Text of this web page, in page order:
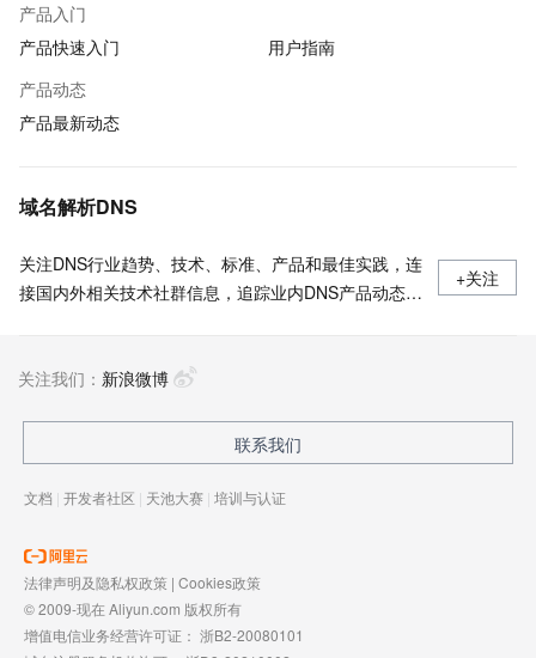
产品入门
产品快速入门
用户指南
产品动态
产品最新动态
域名解析DNS
关注DNS行业趋势、技术、标准、产品和最佳实践，连
接国内外相关技术社群信息，追踪业内DNS产品动态，
+关注
关注我们： 新浪微博
联系我们
文档 | 开发者社区 | 天池大赛 | 培训与认证
法律声明及隐私权政策 | Cookies政策
© 2009-现在 Aliyun.com 版权所有
增值电信业务经营许可证： 浙B2-20080101